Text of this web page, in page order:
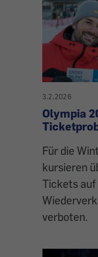
3.2.2026
Olympia
Für die
kursieren
Tickets
verboten.